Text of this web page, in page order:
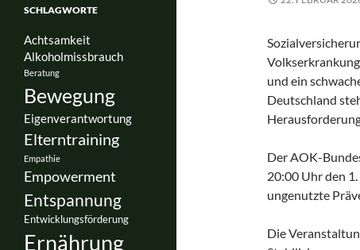
und ein
Deutschland
Der AOK-
20:00 Uhr den
ungenutzte
Die
SCHLAGWORTE
Achtsamkeit
Alkoholmissbrauch
Beratung
Bewegung
Eigenverantwortung
Elterntraining
Empathie
Empowerment
Entspannung
Entwicklungsförderung
Ernährung